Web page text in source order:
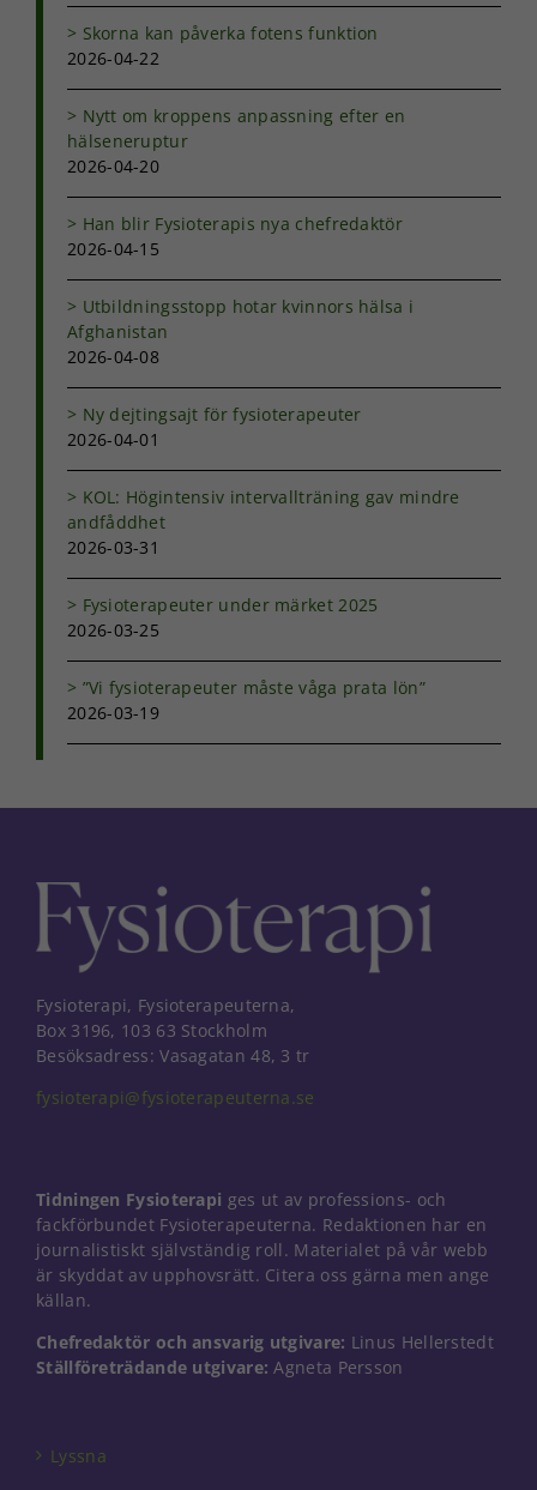
Skorna kan påverka fotens funktion
2026-04-22
Nytt om kroppens anpassning efter en
hälseneruptur
2026-04-20
Han blir Fysioterapis nya chefredaktör
2026-04-15
Utbildningsstopp hotar kvinnors hälsa i
Afghanistan
2026-04-08
Ny dejtingsajt för fysioterapeuter
2026-04-01
KOL: Högintensiv intervallträning gav mindre
andfåddhet
2026-03-31
Fysioterapeuter under märket 2025
2026-03-25
”Vi fysioterapeuter måste våga prata lön”
2026-03-19
Fysioterapi, Fysioterapeuterna,
Box 3196, 103 63 Stockholm
Besöksadress: Vasagatan 48, 3 tr
fysioterapi@fysioterapeuterna.se
Tidningen Fysioterapi ges ut av professions- och
fackförbundet Fysioterapeuterna. Redaktionen har en
journalistiskt självständig roll. Materialet på vår webb
är skyddat av upphovsrätt. Citera oss gärna men ange
källan.
Chefredaktör och ansvarig utgivare: Linus Hellerstedt
Ställföreträdande utgivare: Agneta Persson
Lyssna
Statistik
förbättra
hemsidans
hur
används.
hemsida ska
prestera så
möjligt under
ditt besök.
funktionalitet
hemsidan.
med dig av dina
chansen att få se
personligt
anpassat innehåll
och erbjudanden.